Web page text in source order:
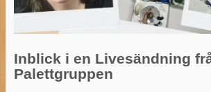
Inblick i en Livesändning
Palettgruppen